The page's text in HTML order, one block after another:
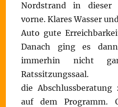
Nordstrand in dieser
vorne. Klares Wasser
Auto gute
Danach ging es
immerhin nicht
die
auf dem Programm.